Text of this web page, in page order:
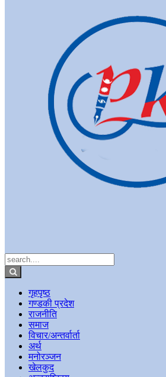
गृहपृष्ठ
गण्डकी प्रदेश
राजनीति
समाज
विचार/अन्तर्वार्ता
अर्थ
मनोरञ्जन
खेलकुद